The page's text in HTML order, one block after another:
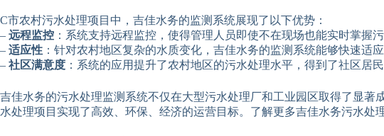
C市农村污水处理项目中，吉佳水务的监测系统展现了以下优势：
– 远程监控 ：系统支持远程监控，使得管理人员即使不在现场也能实时掌握
– 适应性 ：针对农村地区复杂的水质变化，吉佳水务的监测系统能够快速适
– 社区满意度 ：系统的应用提升了农村地区的污水处理水平，得到了社区居
吉佳水务的污水处理监测系统不仅在大型污水处理厂和工业园区取得了显
水处理项目实现了高效、环保、经济的运营目标。了解更多吉佳水务污水处